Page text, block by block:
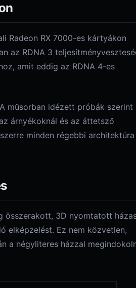
Radeon RX 7000-es kártyákon
az RDNA 3
amit eddig az RDNA 4-es
műsorban idézett próbák szerint
árnyékoknál és az áttetsző
minden régebbi architektúra
összerakott, 3D nyomtatott
elképzelést. Ez nem közvetlen,
a négyliteres házzal